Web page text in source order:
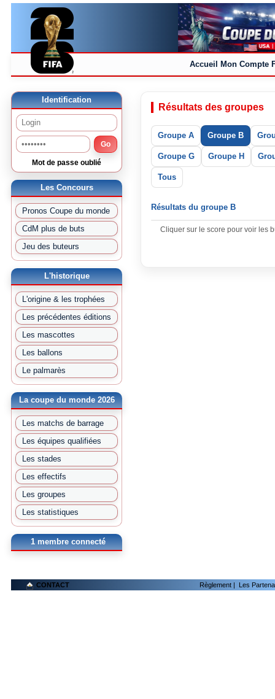
Accueil Mon Compte
Identification
Go
Mot de passe oublié
Les Concours
Pronos Coupe du monde
CdM plus de buts
Jeu des buteurs
L'historique
L'origine & les trophées
Les précédentes éditions
Les mascottes
Les ballons
Le palmarès
La coupe du monde 2026
Les matchs de barrage
Les équipes qualifiées
Les stades
Les effectifs
Les groupes
Les statistiques
1 membre connecté
Résultats des groupes
Groupe A Groupe B
Groupe G Groupe H
Tous
Résultats du groupe B
Cliquer sur le score pour voir les
CONTACT Règlement| Les